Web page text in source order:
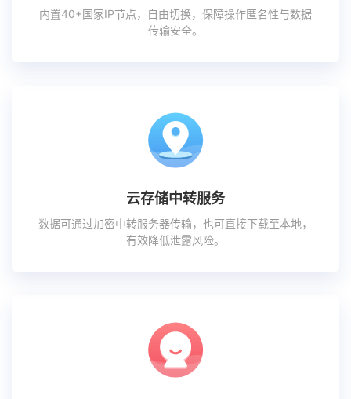
内置40+国家IP节点，自由切换，保障操作匿名性与数据
传输安全。
云存储中转服务
数据可通过加密中转服务器传输，也可直接下载至本地，
有效降低泄露风险。